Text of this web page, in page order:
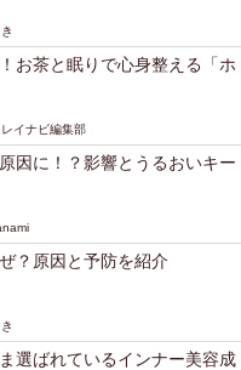
お茶と眠りで心身整える「ホ
レイナビ編集部
因に！？影響とうるおいキー
？原因と予防を紹介
選ばれているインナー美容成